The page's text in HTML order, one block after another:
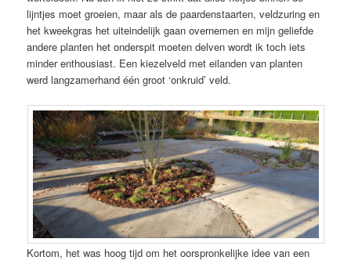
lijntjes moet groeien, maar als de paardenstaarten, veldzuring en
het kweekgras het uiteindelijk gaan overnemen en mijn geliefde
andere planten het onderspit moeten delven wordt ik toch iets
minder enthousiast. Een kiezelveld met eilanden van planten
werd langzamerhand één groot ‘onkruid’ veld.
Kortom, het was hoog tijd om het oorspronkelijke idee van een